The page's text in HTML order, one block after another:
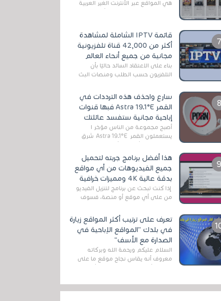
هي المواقع عبر الأنترنت الغير العربية
التي تقدم خدمة تحميل الأفلام على
قائمة IPTV الشاملة لمشاهدة
أكثر من 42,000 قناة تلفزيونية
مجانية من جميع أنحاء العالم
بناءً على الاعتقاد السائد حاليًا بأن
التلفزيون حسب الطلب ومنصات البث
سارع واحذف هذه الترددات في
القمر Astra 19.1°E فبها قنوات
إباحية مجانية ستفسد عائلتك
أصبح مجموعة من الناس مؤخر ا
يستعملون القمر Astra 19.1°E شرق
وذلك بسبب أن هذا الأخير يتوفرعلى
قنوات مميزة جدا تنقل العديد من البرامج
اله...
هذا أفضل برنامج جربته لتحميل
جميع الفيديوهات من أي مواقع
بدقة عالية 4K ومميزات خرافية
إذا كنت تبحث عن برنامج لتنزيل الفيديو
من على أي موقع أو منصة، فسوف
الخاصة بالبرامج والتطبيقات في هذا
المج...
تعرف على ترتيب أكثر المواقع زيارة
في بلدك "المواقع الإباحية في
الصدارة مع الأسف"
السلام عليكم ورحمة الله وبركاته
معروف أنه يقاس نجاح موقع ما على
في...